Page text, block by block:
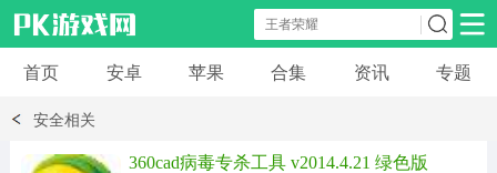
安卓应用 安卓游戏
首页 安卓 苹果 合集 资讯 专题
安全相关
360cad病毒专杀工具 v2014.4.21 绿色版